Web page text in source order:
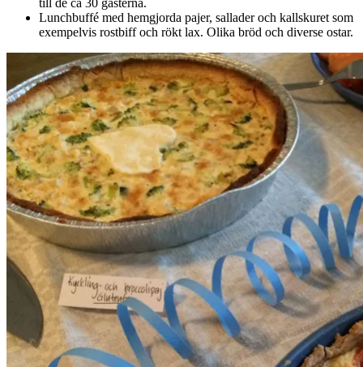
Lunchbuffé med hemgjorda pajer, sallader och kallskuret som
exempelvis rostbiff och rökt lax. Olika bröd och diverse ostar.